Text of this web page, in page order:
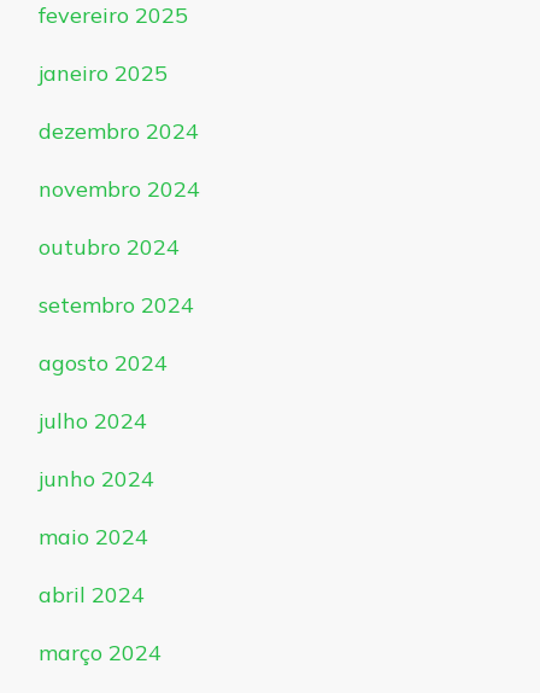
fevereiro 2025
janeiro 2025
dezembro 2024
novembro 2024
outubro 2024
setembro 2024
agosto 2024
julho 2024
junho 2024
maio 2024
abril 2024
março 2024